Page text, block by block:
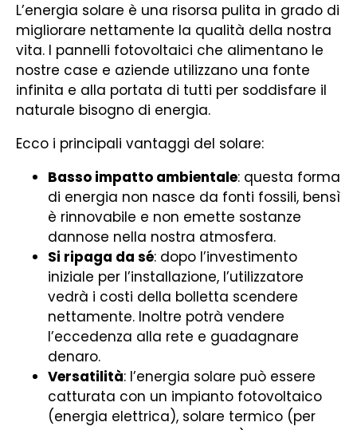
L’energia solare è una risorsa pulita in grado di
migliorare nettamente la qualità della nostra
vita. I pannelli fotovoltaici che alimentano le
nostre case e aziende utilizzano una fonte
infinita e alla portata di tutti per soddisfare il
naturale bisogno di energia.
Ecco i principali vantaggi del solare:
Basso impatto ambientale: questa forma
di energia non nasce da fonti fossili, bensì
è rinnovabile e non emette sostanze
dannose nella nostra atmosfera.
Si ripaga da sé: dopo l’investimento
iniziale per l’installazione, l’utilizzatore
vedrà i costi della bolletta scendere
nettamente. Inoltre potrà vendere
l’eccedenza alla rete e guadagnare
denaro.
Versatilità: l’energia solare può essere
catturata con un impianto fotovoltaico
(energia elettrica), solare termico (per